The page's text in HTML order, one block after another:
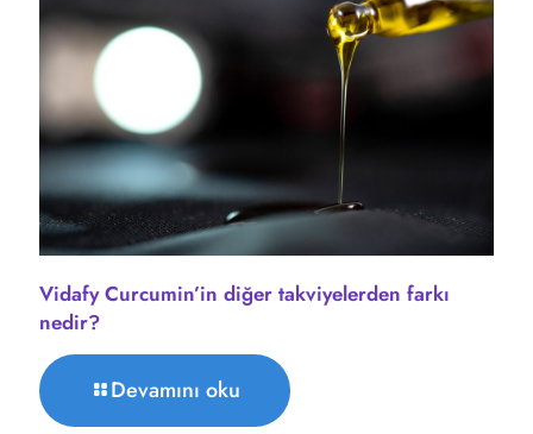
Vidafy Curcumin’in diğer takviyelerden farkı
nedir?
Devamını oku